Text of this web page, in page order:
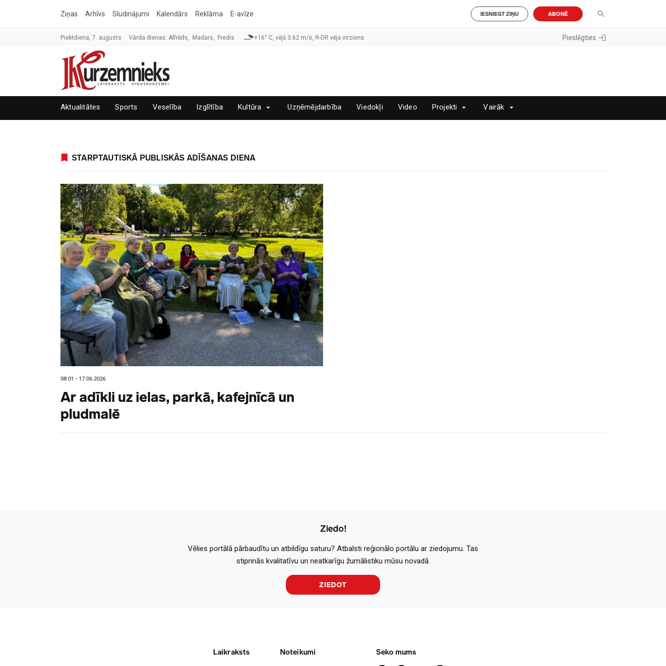
Ziņas Arhīvs Sludinājumi Kalendārs Reklāma E-avīze IESNIEGT ZIŅU ABONĒ
Piektdiena, 7. augusts Vārda dienas: Alfrēds, Madars, Fredis +16° C, vējš 3.62 m/s, R-DR vēja virziens Pieslēgties
Aktualitātes Sports Veselība Izglītība Kultūra Uzņēmējdarbība Viedokļi Video Projekti Vairāk
STARPTAUTISKĀ PUBLISKĀS ADĪŠANAS DIENA
08:01 - 17.06.2026
Ar adīkli uz ielas, parkā, kafejnīcā un
pludmalē
Ziedo!
Vēlies portālā pārbaudītu un atbildīgu saturu? Atbalsti reģionālo portālu ar ziedojumu. Tas
stiprinās kvalitatīvu un neatkarīgu žurnālistiku mūsu novadā.
ZIEDOT
Laikraksts Noteikumi Seko mums